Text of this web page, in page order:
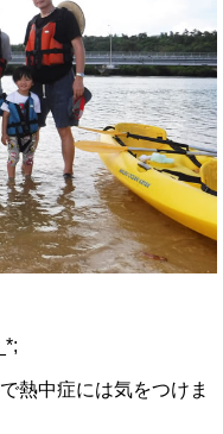
熱中症には気をつけま